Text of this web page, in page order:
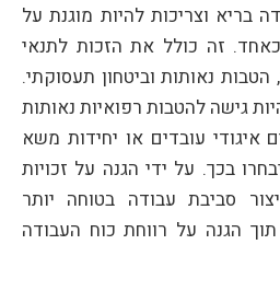
בריא וצריכות להיות מוגנת על
זה כולל את הזכות לתנאי
נאותות וביטחון תעסוקתי.
גישה להטבות רפואיות נאותות
איגודי עובדים או יחידות משא
בכך. על ידי הגנה על זכויות
סביבת עבודה בטוחה יותר
הגנה על רווחת כוח העבודה